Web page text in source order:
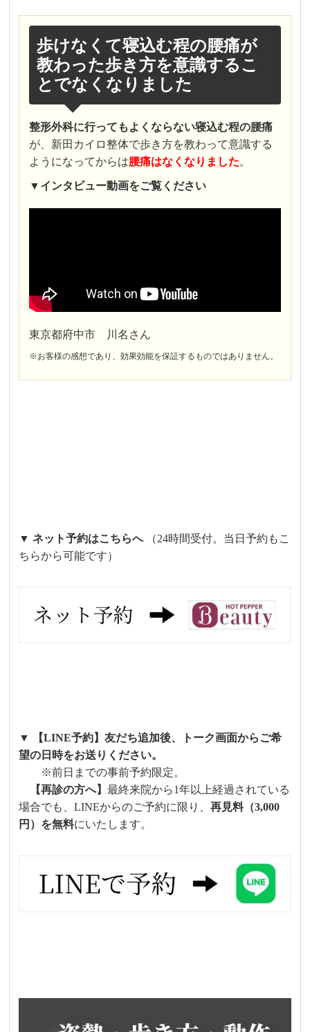
歩けなくて寝込む程の腰痛が
教わった歩き方を意識するこ
とでなくなりました
整形外科に行ってもよくならない寝込む程の腰痛
が、新田カイロ整体で歩き方を教わって意識する
ようになってからは腰痛はなくなりました。
▼ インタビュー動画をご覧ください
東京都府中市 川名さん
※お客様の感想であり、効果効能を保証するものではありません。
▼ ネット予約はこちらへ（24時間受付。当日予約もこ
ちらから可能です）
▼ 【LINE予約】友だち追加後、トーク画面からご希
望の日時をお送りください。
※前日までの事前予約限定。
【再診の方へ】最終来院から1年以上経過されている
場合でも、LINEからのご予約に限り、再見料（3,000
円）を無料にいたします。